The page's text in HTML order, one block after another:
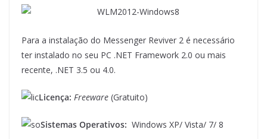
Para a instalação do Messenger Reviver 2 é necessário
ter instalado no seu PC .NET Framework 2.0 ou mais
recente, .NET 3.5 ou 4.0.
Licença: Freeware (Gratuito)
Sistemas Operativos: Windows XP/ Vista/ 7/ 8